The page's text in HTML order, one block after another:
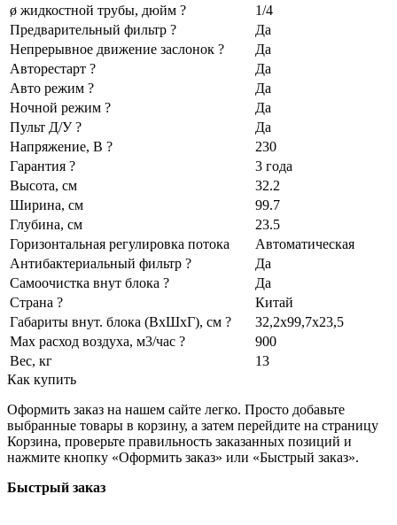
ø жидкостной трубы, дюйм ?
1/4
Предварительный фильтр ?
Да
Непрерывное движение заслонок ?
Да
Авторестарт ?
Да
Авто режим ?
Да
Ночной режим ?
Да
Пульт Д/У ?
Да
Напряжение, В ?
230
Гарантия ?
3 года
Высота, см
32.2
Ширина, см
99.7
Глубина, см
23.5
Горизонтальная регулировка потока
Автоматическая
Антибактериальный фильтр ?
Да
Самоочистка внут блока ?
Да
Страна ?
Китай
Габариты внут. блока (ВхШхГ), см ?
32,2x99,7x23,5
Max расход воздуха, м3/час ?
900
Вес, кг
13
Как купить
Оформить заказ на нашем сайте легко. Просто добавьте
выбранные товары в корзину, а затем перейдите на страницу
Корзина, проверьте правильность заказанных позиций и
нажмите кнопку «Оформить заказ» или «Быстрый заказ».
Быстрый заказ